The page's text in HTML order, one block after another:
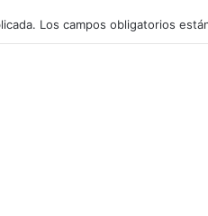
Los campos obligatorios